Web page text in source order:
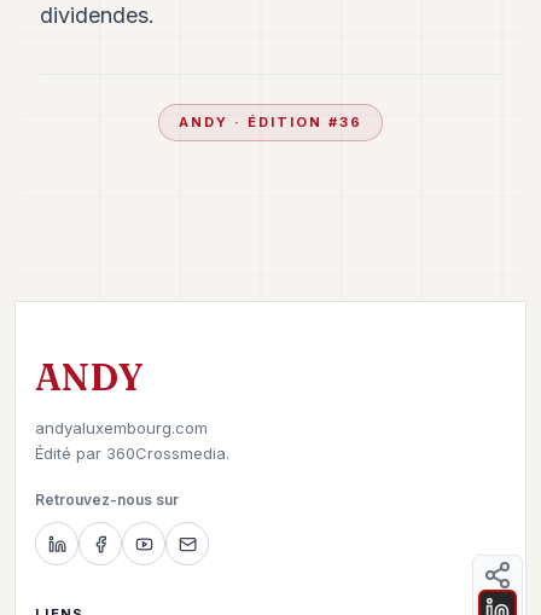
dividendes.
ANDY · ÉDITION #36
ANDY
andyaluxembourg.com
Édité par 360Crossmedia.
Retrouvez-nous sur